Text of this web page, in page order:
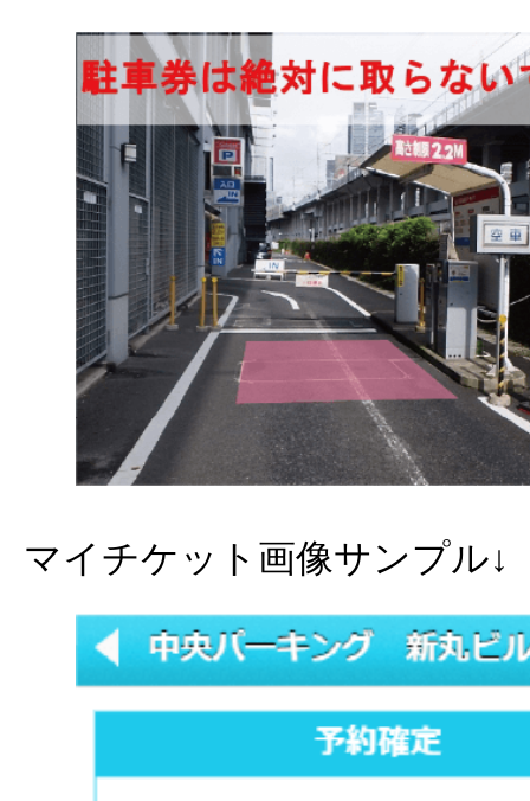
マイチケット画像サンプル↓